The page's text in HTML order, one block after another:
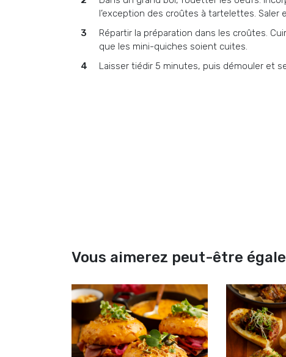
l’exception des croûtes à tartelettes. Saler
Répartir la préparation dans les croûtes.
que les mini-quiches soient cuites.
Laisser tiédir 5 minutes, puis démouler et
Vous aimerez peut-être